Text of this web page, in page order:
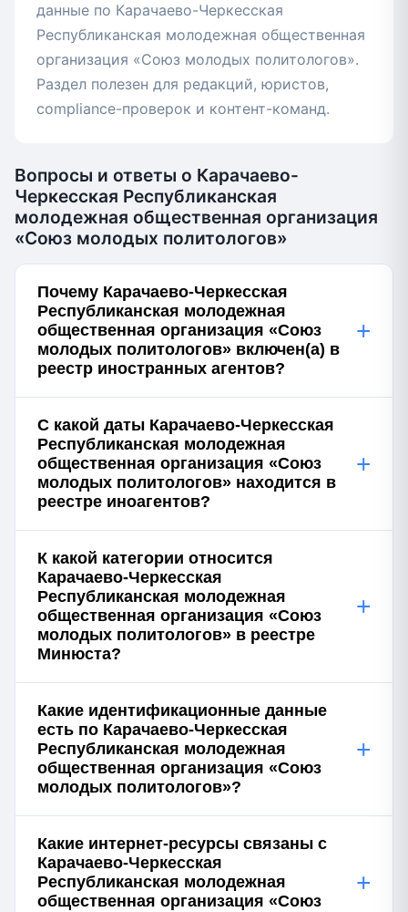
данные по Карачаево-Черкесская
Республиканская молодежная общественная
организация «Союз молодых политологов».
Раздел полезен для редакций, юристов,
compliance-проверок и контент-команд.
Вопросы и ответы о Карачаево-
Черкесская Республиканская
молодежная общественная организация
«Союз молодых политологов»
Почему Карачаево-Черкесская
Республиканская молодежная
общественная организация «Союз
молодых политологов» включен(а) в
реестр иностранных агентов?
+
С какой даты Карачаево-Черкесская
Республиканская молодежная
общественная организация «Союз
молодых политологов» находится в
реестре иноагентов?
+
К какой категории относится
Карачаево-Черкесская
Республиканская молодежная
общественная организация «Союз
молодых политологов» в реестре
Минюста?
+
Какие идентификационные данные
есть по Карачаево-Черкесская
Республиканская молодежная
общественная организация «Союз
молодых политологов»?
+
Какие интернет-ресурсы связаны с
Карачаево-Черкесская
Республиканская молодежная
общественная организация «Союз
+